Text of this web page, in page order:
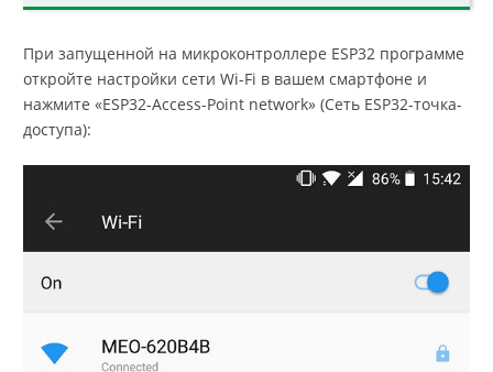
При запущенной на микроконтроллере ESP32 программе
откройте настройки сети Wi-Fi в вашем смартфоне и
нажмите «ESP32-Access-Point network» (Сеть ESP32-точка-
доступа):